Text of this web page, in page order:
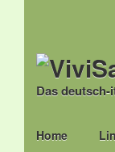
Das
Main menu
Skip
Home